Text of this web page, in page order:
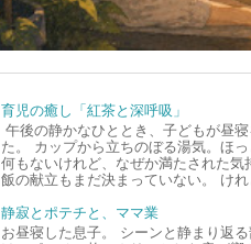
育児の癒し「紅茶と深呼吸」
午後の静かなひととき、子どもが昼
た。 カップから立ちのぼる湯気。ほ
何もないけれど、なぜか満たされた
飯の献立もまだ決まっていない。 けれ
静寂とポテチと、ママ業
お昼寝した息子。 シーンと静まり返